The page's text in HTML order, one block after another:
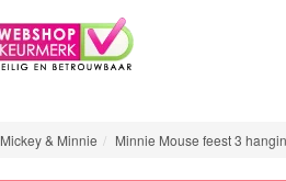
Mickey & Minnie Minnie Mouse feest 3